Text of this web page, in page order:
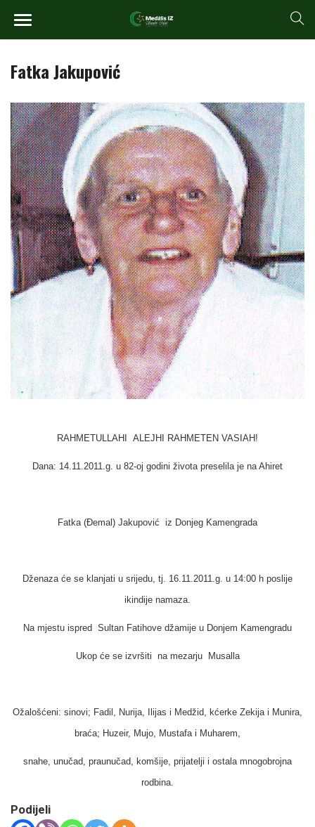
Fatka Jakupović
RAHMETULLAHI ALEJHI RAHMETEN VASIAH!
Dana: 14.11.2011.g. u 82-oj godini života preselila je na Ahiret
Fatka (Đemal) Jakupović iz Donjeg Kamengrada
Dženaza će se klanjati u srijedu, tj. 16.11.2011.g. u 14:00 h poslije
ikindije namaza.
Na mjestu ispred Sultan Fatihove džamije u Donjem Kamengradu
Ukop će se izvršiti na mezarju Musalla
Ožalošćeni: sinovi; Fadil, Nurija, Ilijas i Medžid, kćerke Zekija i Munira,
braća; Huzeir, Mujo, Mustafa i Muharem,
snahe, unučad, praunučad, komšije, prijatelji i ostala mnogobrojna
rodbina.
Podijeli